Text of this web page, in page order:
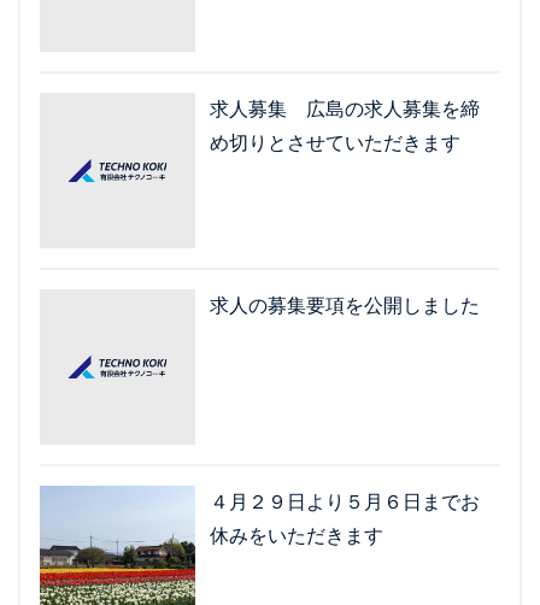
求人募集 広島の求人募集を締
め切りとさせていただきます
求人の募集要項を公開しました
４月２９日より５月６日までお
休みをいただきます